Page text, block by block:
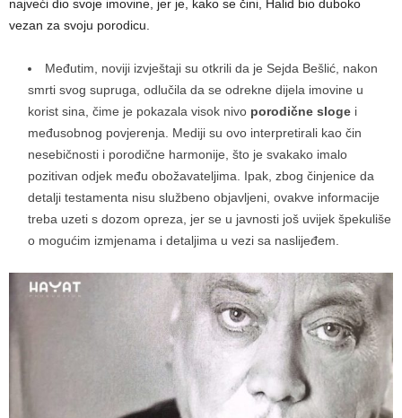
najveći dio svoje imovine, jer je, kako se čini, Halid bio duboko
vezan za svoju porodicu.
Međutim, noviji izvještaji su otkrili da je Sejda Bešlić, nakon
smrti svog supruga, odlučila da se odrekne dijela imovine u
korist sina, čime je pokazala visok nivo porodične sloge i
međusobnog povjerenja. Mediji su ovo interpretirali kao čin
nesebičnosti i porodične harmonije, što je svakako imalo
pozitivan odjek među obožavateljima. Ipak, zbog činjenice da
detalji testamenta nisu službeno objavljeni, ovakve informacije
treba uzeti s dozom opreza, jer se u javnosti još uvijek špekuliše
o mogućim izmjenama i detaljima u vezi sa naslijeđem.